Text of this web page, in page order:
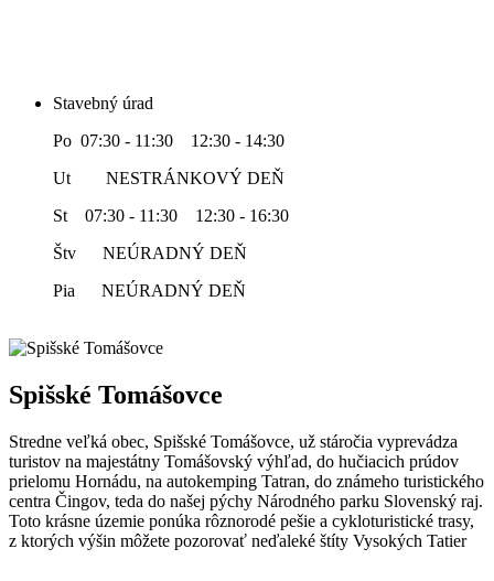
Stavebný úrad
Po 07:30 - 11:30 12:30 - 14:30
Ut NESTRÁNKOVÝ DEŇ
St 07:30 - 11:30 12:30 - 16:30
Štv NEÚRADNÝ DEŇ
Pia NEÚRADNÝ DEŇ
Spišské Tomášovce
Stredne veľká obec, Spišské Tomášovce, už stáročia vyprevádza
turistov na majestátny Tomášovský výhľad, do hučiacich prúdov
prielomu Hornádu, na autokemping Tatran, do známeho turistického
centra Čingov, teda do našej pýchy Národného parku Slovenský raj.
Toto krásne územie ponúka rôznorodé pešie a cykloturistické trasy,
z ktorých výšin môžete pozorovať neďaleké štíty Vysokých Tatier